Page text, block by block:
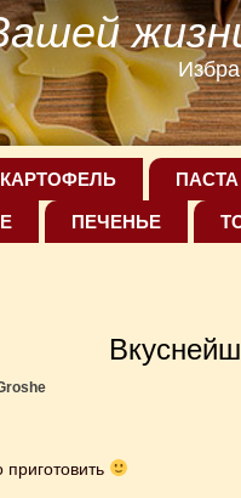
КАРТОФЕЛЬ ПАСТА
ПЕЧЕНЬЕ